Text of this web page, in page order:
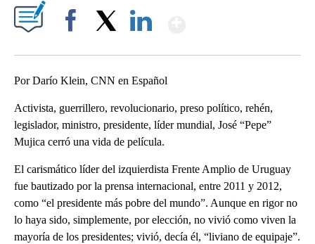
Por Darío Klein, CNN en Español
Activista, guerrillero, revolucionario, preso político, rehén,
legislador, ministro, presidente, líder mundial, José “Pepe”
Mujica cerró una vida de película.
El carismático líder del izquierdista Frente Amplio de Uruguay
fue bautizado por la prensa internacional, entre 2011 y 2012,
como “el presidente más pobre del mundo”. Aunque en rigor no
lo haya sido, simplemente, por elección, no vivió como viven la
mayoría de los presidentes; vivió, decía él, “liviano de equipaje”.